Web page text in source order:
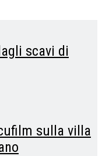
scavi di
sulla villa